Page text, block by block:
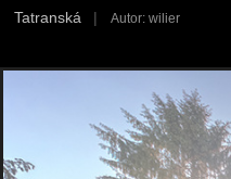
Tatranská | Autor: wilier